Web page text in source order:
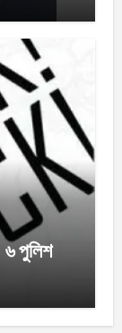
৬ পুলিশ